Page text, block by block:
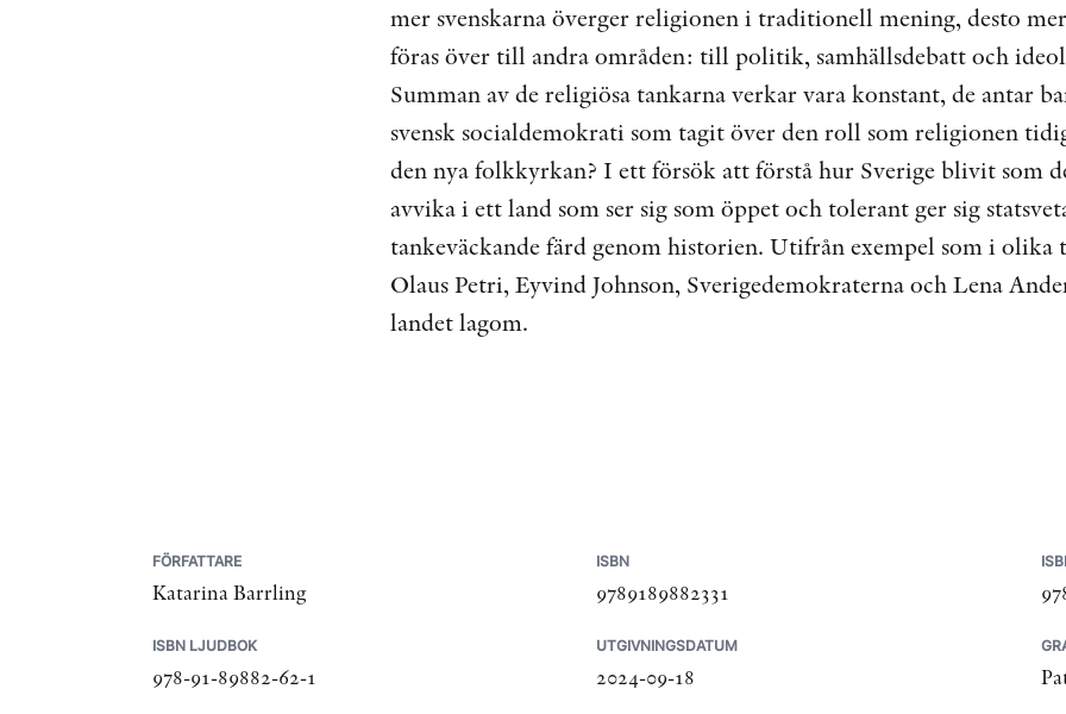
mer svenskarna överger religionen i traditionell mening, desto
föras över till andra områden: till politik, samhällsdebatt och
Summan av de religiösa tankarna verkar vara konstant, de antar
svensk socialdemokrati som tagit över den roll som religionen
den nya folkkyrkan? I ett försök att förstå hur Sverige blivit som
avvika i ett land som ser sig som öppet och tolerant ger sig
tankeväckande färd genom historien. Utifrån exempel som i olika
Olaus Petri, Eyvind Johnson, Sverigedemokraterna och Lena
landet lagom.
FÖRFATTARE
Katarina Barrling
ISBN
9789189882331
ISBN LJUDBOK
978-91-89882-62-1
UTGIVNINGSDATUM
2024-09-18